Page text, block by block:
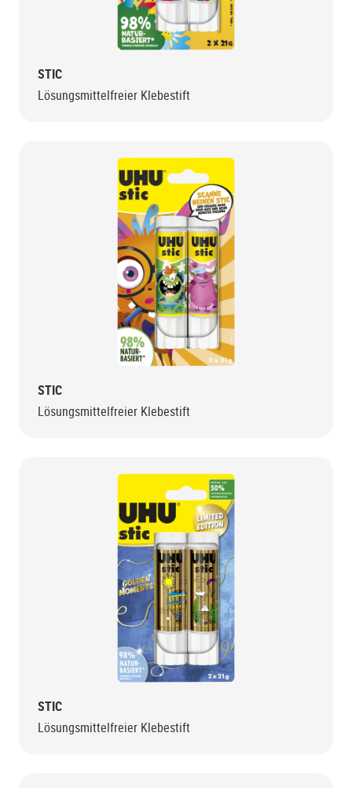
STIC
Lösungsmittelfreier Klebestift
STIC
Lösungsmittelfreier Klebestift
STIC
Lösungsmittelfreier Klebestift